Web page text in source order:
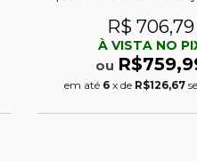
R$ 706,79
À VISTA NO
ou
em até 6 x de R$126,67